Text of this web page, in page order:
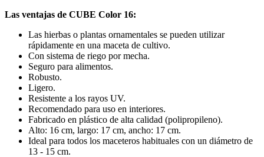
Las ventajas de CUBE Color 16:
Las hierbas o plantas ornamentales se pueden utilizar
rápidamente en una maceta de cultivo.
Con sistema de riego por mecha.
Seguro para alimentos.
Robusto.
Ligero.
Resistente a los rayos UV.
Recomendado para uso en interiores.
Fabricado en plástico de alta calidad (polipropileno).
Alto: 16 cm, largo: 17 cm, ancho: 17 cm.
Ideal para todos los maceteros habituales con un diámetro de
13 - 15 cm.